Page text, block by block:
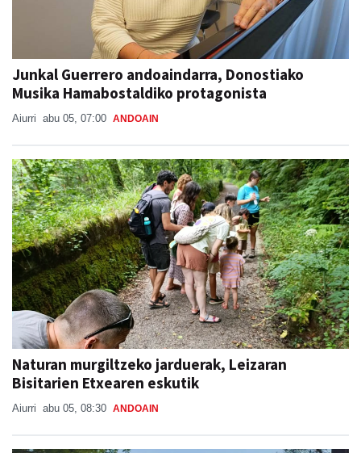
Junkal Guerrero andoaindarra, Donostiako
Musika Hamabostaldiko protagonista
Aiurri abu 05, 07:00 ANDOAIN
Naturan murgiltzeko jarduerak, Leizaran
Bisitarien Etxearen eskutik
Aiurri abu 05, 08:30 ANDOAIN